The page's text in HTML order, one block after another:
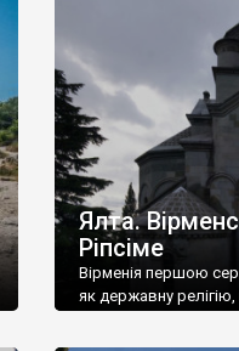
називаються
виробляє відмінне
легке біле і дуже […]
Ялта.
Ріпсіме
Вірменія першою
як державну